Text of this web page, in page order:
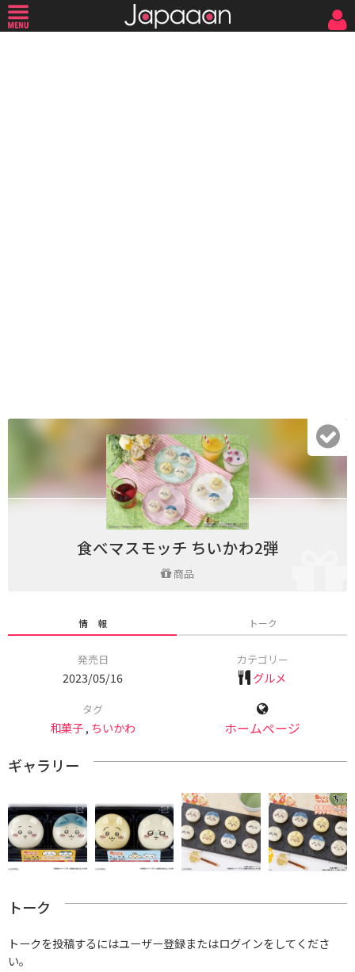
食べマスモッチ ちいかわ2弾
商品
情 報 トーク
発売日
2023/05/16
カテゴリー
グルメ
タグ
和菓子, ちいかわ ホームページ
ギャラリー
トーク
トークを投稿するにはユーザー登録またはログインをしてくださ
い。